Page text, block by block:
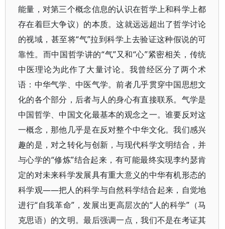
能量，对第三个概念信息的认识在哲学上和科学上都
存在着巨大争议）的本质。这就远远超出了哲学讨论
的视域，甚至将“气”拉到科学上去验证这种假说的可
靠性。而中国哲学讲的“气”又和“心”紧密相关，传统
中医理论为此作了大量讨论。我曾经区分了两个术
语：中华气学、中医气学。前者几乎贯穿中国思想文
化的各个部分，后者与人的身心有直接联系。气学是
中国哲学、中国文化最基本的观念之一。谁要反对这
一概念，那他几乎是在反对整个中华文化。我们感兴
趣的是，对之转化与创新，与现代科学文明结合，并
与心学的“修炼”结合起来，有可能最终实现李约瑟肯
定的对未来科学发展具有重大意义的中华有机形态的
科学观——把人的科学与自然科学结合起来，自觉地
进行“自我革命”，发展出更高层次的“人的科学”（马
克思语）的文明。最后强调一点，我们不是在考证其